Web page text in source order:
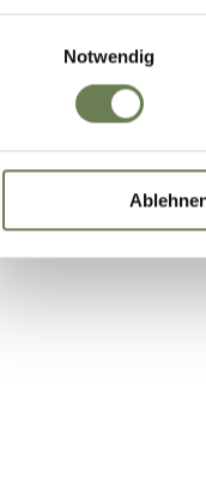
Zustimmung umfasst
in den USA (Art. 49
Data Privacy
Ihre Daten zugreifen
Notwendig